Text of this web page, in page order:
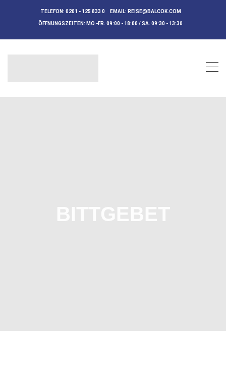
TELEFON: 0201 - 125 833 0 EMAIL: REISE@BALCOK.COM
ÖFFNUNGSZEITEN: MO.-FR. 09:00 - 18:00 / SA. 09:30 - 13:30